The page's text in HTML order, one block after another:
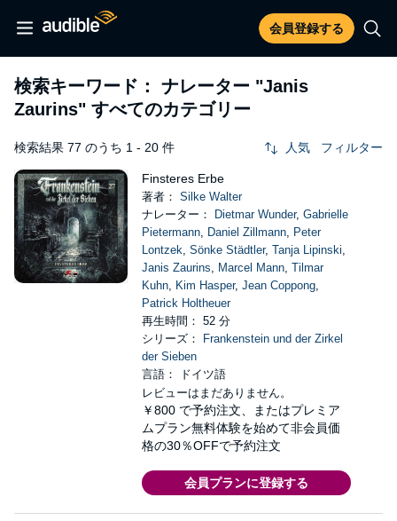
会員登録する
検索キーワード： ナレーター "Janis
Zaurins" すべてのカテゴリー
検索結果 77 のうち 1 - 20 件 人気 フィルター
Finsteres Erbe
著者： Silke Walter
ナレーター：
Dietmar Wunder, Gabrielle
Pietermann, Daniel Zillmann, Peter
Lontzek, Sönke Städtler, Tanja Lipinski,
Janis Zaurins, Marcel Mann, Tilmar
Kuhn, Kim Hasper, Jean Coppong,
Patrick Holtheuer
再生時間： 52 分
シリーズ：
Frankenstein und der Zirkel
der Sieben
言語： ドイツ語
レビューはまだありません。
￥800 で予約注文、またはプレミア
ムプラン無料体験を始めて非会員価
格の30％OFFで予約注文
会員プランに登録する